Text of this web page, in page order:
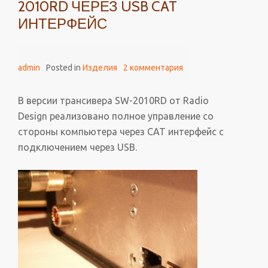
2010RD ЧЕРЕЗ USB CAT
ИНТЕРФЕЙС
admin Posted in Изделия 2 комментария
В версии трансивера SW-2010RD от Radio
Design реализовано полное управление со
стороны компьютера через САТ интерфейс с
подключением через USB.